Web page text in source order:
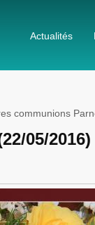
Actualités
communions
05/2016)